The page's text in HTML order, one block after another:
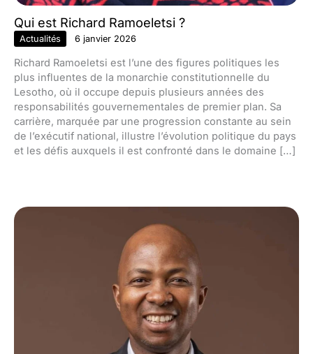
Qui est Richard Ramoeletsi ?
Actualités 6 janvier 2026
Richard Ramoeletsi est l’une des figures politiques les
plus influentes de la monarchie constitutionnelle du
Lesotho, où il occupe depuis plusieurs années des
responsabilités gouvernementales de premier plan. Sa
carrière, marquée par une progression constante au sein
de l’exécutif national, illustre l’évolution politique du pays
et les défis auxquels il est confronté dans le domaine […]